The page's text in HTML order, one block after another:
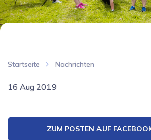
Startseite Nachrichten
16 Aug 2019
ZUM POSTEN AUF